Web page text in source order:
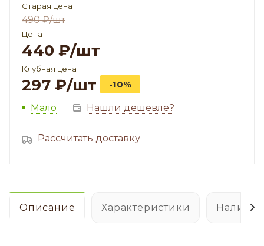
Старая цена
490₽/шт
Цена
440 ₽/шт
Клубная цена
297 ₽/шт -10%
Мало Нашли дешевле?
Рассчитать доставку
Описание Характеристики